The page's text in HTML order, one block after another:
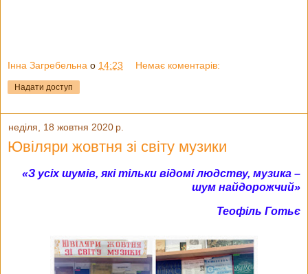
Інна Загребельна о 14:23 Немає коментарів:
Надати доступ
неділя, 18 жовтня 2020 р.
Ювіляри жовтня зі світу музики
«З усіх шумів, які тільки відомі людству, музика –
шум найдорожчий»
Теофіль Готьє